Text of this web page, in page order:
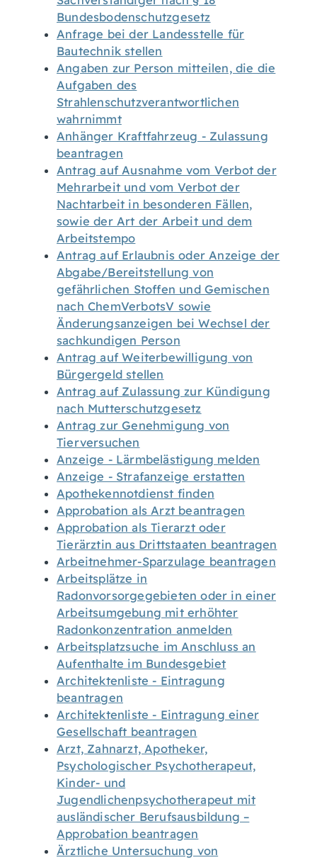
Bundesbodenschutzgesetz
Anfrage bei der Landesstelle für
Bautechnik stellen
Angaben zur Person mitteilen, die die
Aufgaben des
Strahlenschutzverantwortlichen
wahrnimmt
Anhänger Kraftfahrzeug - Zulassung
beantragen
Antrag auf Ausnahme vom Verbot der
Mehrarbeit und vom Verbot der
Nachtarbeit in besonderen Fällen,
sowie der Art der Arbeit und dem
Arbeitstempo
Antrag auf Erlaubnis oder Anzeige der
Abgabe/Bereitstellung von
gefährlichen Stoffen und Gemischen
nach ChemVerbotsV sowie
Änderungsanzeigen bei Wechsel der
sachkundigen Person
Antrag auf Weiterbewilligung von
Bürgergeld stellen
Antrag auf Zulassung zur Kündigung
nach Mutterschutzgesetz
Antrag zur Genehmigung von
Tierversuchen
Anzeige - Lärmbelästigung melden
Anzeige - Strafanzeige erstatten
Apothekennotdienst finden
Approbation als Arzt beantragen
Approbation als Tierarzt oder
Tierärztin aus Drittstaaten beantragen
Arbeitnehmer-Sparzulage beantragen
Arbeitsplätze in
Radonvorsorgegebieten oder in einer
Arbeitsumgebung mit erhöhter
Radonkonzentration anmelden
Arbeitsplatzsuche im Anschluss an
Aufenthalte im Bundesgebiet
Architektenliste - Eintragung
beantragen
Architektenliste - Eintragung einer
Gesellschaft beantragen
Arzt, Zahnarzt, Apotheker,
Psychologischer Psychotherapeut,
Kinder- und
Jugendlichenpsychotherapeut mit
ausländischer Berufsausbildung –
Approbation beantragen
Ärztliche Untersuchung von